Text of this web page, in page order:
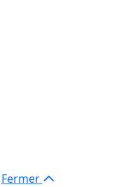
Fermer